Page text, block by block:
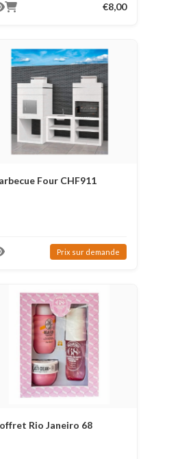
€8,00
Four CHF911
Prix ​​sur demande
Rio Janeiro 68